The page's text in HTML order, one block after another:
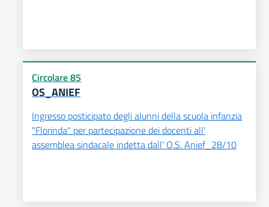
Circolare 85
OS_ANIEF
Ingresso posticipato degli alunni della scuola infanzia
"Florinda" per partecipazione dei docenti all'
assemblea sindacale indetta dall' O.S. Anief_28/10